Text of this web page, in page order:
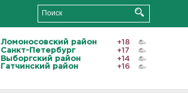
Ломоносовский район
+18
Санкт-Петербург
+17
Выборгский район
+14
Гатчинский район
+16